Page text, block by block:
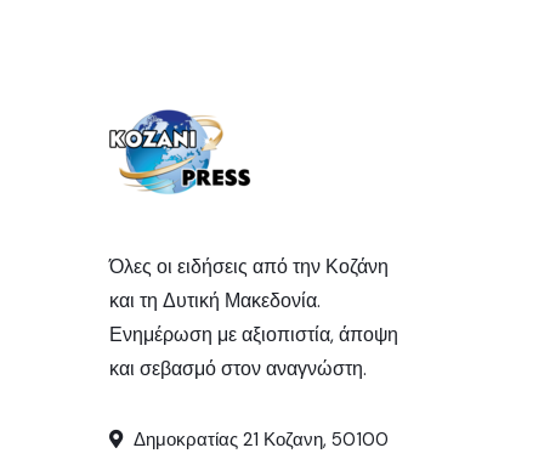
Όλες οι ειδήσεις από την Κοζάνη
και τη Δυτική Μακεδονία.
Ενημέρωση με αξιοπιστία, άποψη
και σεβασμό στον αναγνώστη.
Δημοκρατίας 21 Κοζανη, 50100